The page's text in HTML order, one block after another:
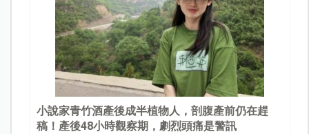
小說家青竹酒產後成半植物人，剖腹產前仍在趕
稿！產後48小時觀察期，劇烈頭痛是警訊